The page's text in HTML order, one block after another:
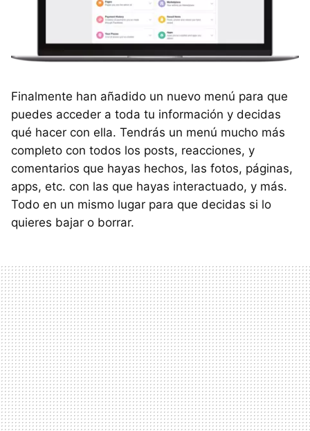
Finalmente han añadido un nuevo menú para que
puedes acceder a toda tu información y decidas
qué hacer con ella. Tendrás un menú mucho más
completo con todos los posts, reacciones, y
comentarios que hayas hechos, las fotos, páginas,
apps, etc. con las que hayas interactuado, y más.
Todo en un mismo lugar para que decidas si lo
quieres bajar o borrar.